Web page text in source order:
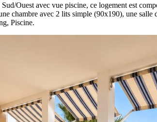
Ouest avec vue piscine, ce logement est
chambre avec 2 lits simple (90x190), une
Piscine.